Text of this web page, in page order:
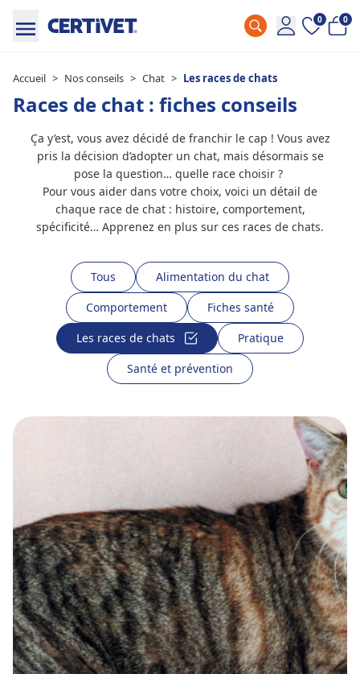
0 0
Accueil > Nos conseils > Chat > Les races de chats
Races de chat : fiches conseils
Ça y’est, vous avez décidé de franchir le cap ! Vous avez
pris la décision d’adopter un chat, mais désormais se
pose la question… quelle race choisir ?
Pour vous aider dans votre choix, voici un détail de
chaque race de chat : histoire, comportement,
spécificité… Apprenez en plus sur ces races de chats.
Tous
Alimentation du chat
Comportement
Fiches santé
Les races de chats
Pratique
Santé et prévention